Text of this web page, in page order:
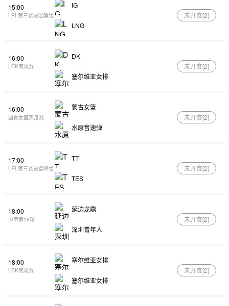
15:00
LPL第三赛段涅槃组
IG
LNG
未开赛[2]
16:00
LCK常规赛
DK
塞尔维亚女排
未开赛[2]
16:00
国青女篮热身赛
蒙古女篮
水原音速弹
未开赛[2]
17:00
LPL第三赛段登峰组
TT
TES
未开赛[2]
18:00
中甲第18轮
延边龙鼎
深圳青年人
未开赛[2]
18:00
LCK常规赛
塞尔维亚女排
塞尔维亚女排
未开赛[2]